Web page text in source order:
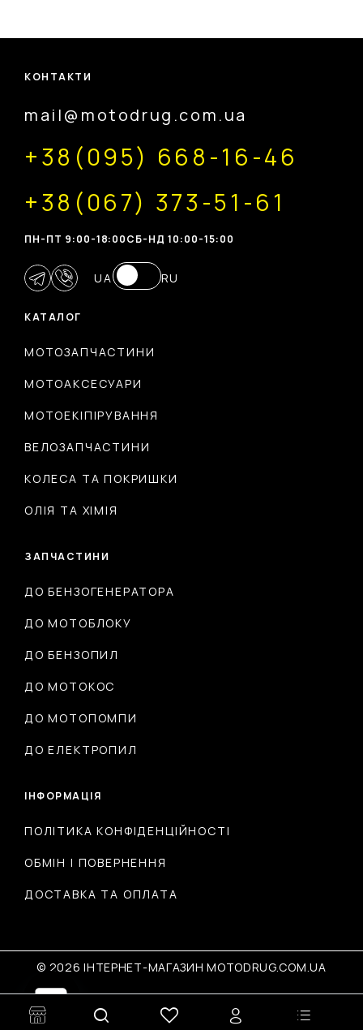
КАТАЛОГ
МОТОЗАПЧАСТИНИ
МОТОАКСЕСУАРИ
МОТОЕКІПІРУВАННЯ
ВЕЛОЗАПЧАСТИНИ
КОЛЕСА ТА ПОКРИШКИ
ОЛІЯ ТА ХІМІЯ
ЗАПЧАСТИНИ
ДО БЕНЗОГЕНЕРАТОРА
ДО МОТОБЛОКУ
ДО БЕНЗОПИЛ
ДО МОТОКОС
ДО МОТОПОМПИ
ДО ЕЛЕКТРОПИЛ
ІНФОРМАЦІЯ
ПОЛІТИКА КОНФІДЕНЦІЙНОСТІ
ОБМІН І ПОВЕРНЕННЯ
ДОСТАВКА ТА ОПЛАТА
КОНТАКТИ
mail@motodrug.com.ua
+38(095) 668-16-46
+38(067) 373-51-61
ПН-ПТ 9:00-18:00CБ-НД 10:00-15:00
UA RU
© 2026 ІНТЕРНЕТ-МАГАЗИН MOTODRUG.COM.UA